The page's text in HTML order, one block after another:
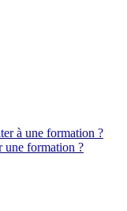
à une formation ?
une formation ?